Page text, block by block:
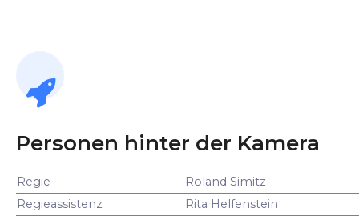
Personen hinter der Kamera
Regie
Roland Simitz
Regieassistenz
Rita Helfenstein